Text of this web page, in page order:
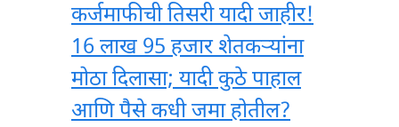
कर्जमाफीची तिसरी यादी जाहीर!
16 लाख 95 हजार शेतकऱ्यांना
मोठा दिलासा; यादी कुठे पाहाल
आणि पैसे कधी जमा होतील?